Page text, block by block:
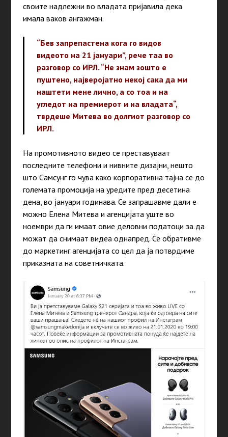
своите надлежни во владата пријавила дека
имала ваков ангажман.
“Бев запрепастена кога го видов
видеото на 21 јануари”, рече таа во
разговор со ИРЛ. “Не знам зошто е
пуштено, најверојатно некој сака да ми
наштети мене лично, а со тоа и на
угледот на премиерот и на владата“,
тврдеше Митева во долгиот разговор со
ИРЛ.
На промотивното видео се преставуваат
последните телефони и нивните дизајни, нешто
што Самсунг го чува како корпоративна тајна се до
големата промоција на уредите пред десетина
дена, во јануари годинава. Се запрашавме дали е
можно Елена Митева и агенцијата уште во
ноември да ги имаат овие деловни податоци за да
можат да снимаат видеа однапред. Се обративме
до маркетинг агенцијата со цел да ја потврдиме
приказната на советничката.